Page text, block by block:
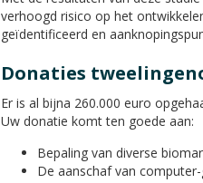
verhoogd risico op het
geïdentificeerd en
Donaties
Er is al bijna 260.000 euro
Uw donatie komt ten goede aan:
Bepaling van diverse
De aanschaf van